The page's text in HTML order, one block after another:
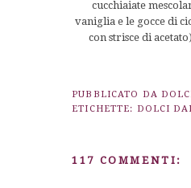
cucchiaiate
vaniglia e le gocce di
con strisce di
PUBBLICATO DA
ETICHETTE: DOLCI
117 COMMENTI: